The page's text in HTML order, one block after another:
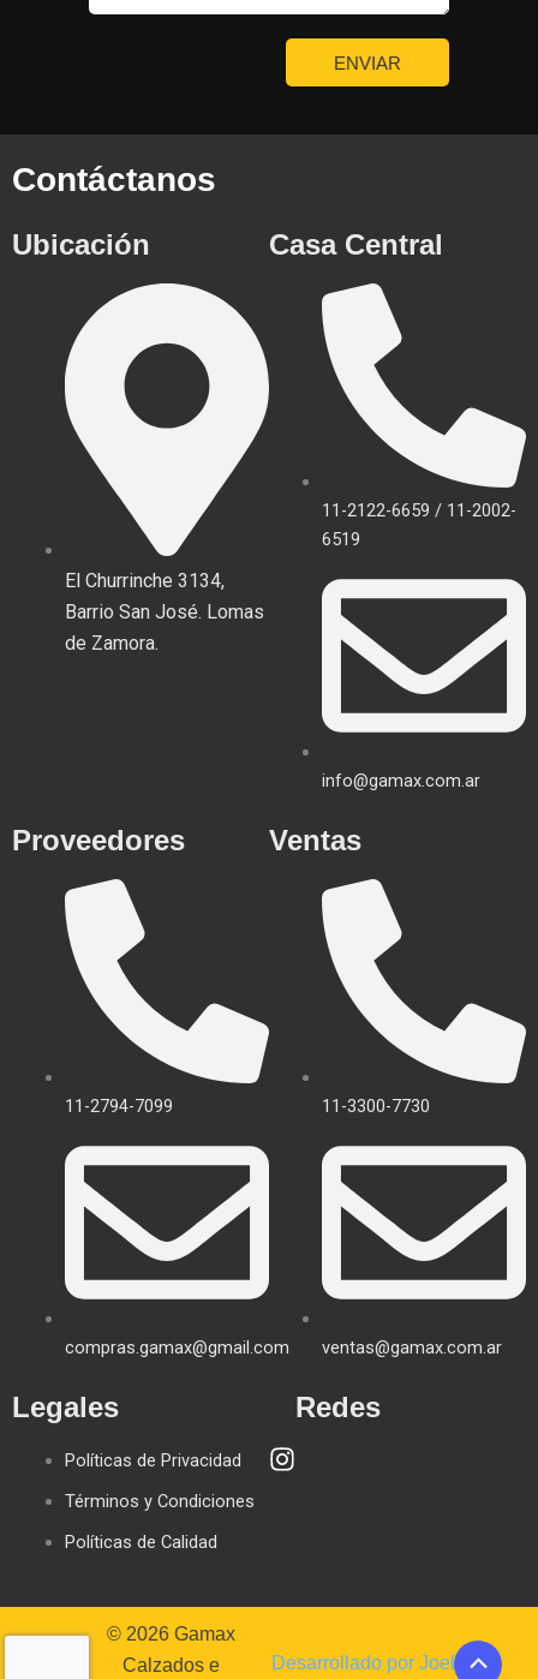
ENVIAR
Contáctanos
Ubicación
El Churrinche 3134,
Barrio San José. Lomas
de Zamora.
Casa Central
11-2122-6659 / 11-2002-
6519
info@gamax.com.ar
Proveedores
11-2794-7099
compras.gamax@gmail.com
Ventas
11-3300-7730
ventas@gamax.com.ar
Legales
Políticas de Privacidad
Términos y Condiciones
Políticas de Calidad
Redes
© 2026 Gamax
Calzados e
Desarrollado por Joel
Scroll